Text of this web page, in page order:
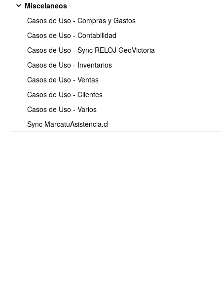
Miscelaneos
Casos de Uso - Compras y Gastos
Casos de Uso - Contabilidad
Casos de Uso - Sync RELOJ GeoVictoria
Casos de Uso - Inventarios
Casos de Uso - Ventas
Casos de Uso - Clientes
Casos de Uso - Varios
Sync MarcatuAsistencia.cl
Entrar a listado bodegas > click en Ubicaciones